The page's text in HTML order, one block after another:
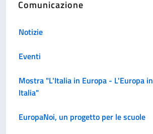
Comunicazione
Notizie
Eventi
Mostra "L'Italia in Europa - L'Europa in
Italia"
EuropaNoi, un progetto per le scuole